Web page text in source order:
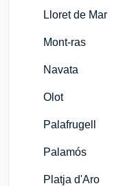
Lloret de Mar
Mont-ras
Navata
Olot
Palafrugell
Palamós
Platja d'Aro